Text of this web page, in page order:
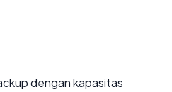
dengan kapasitas